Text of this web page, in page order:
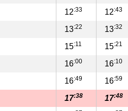
12:33 12:43
13:22 13:32
15:11 15:21
16:00 16:10
16:49 16:59
17:38 17:48